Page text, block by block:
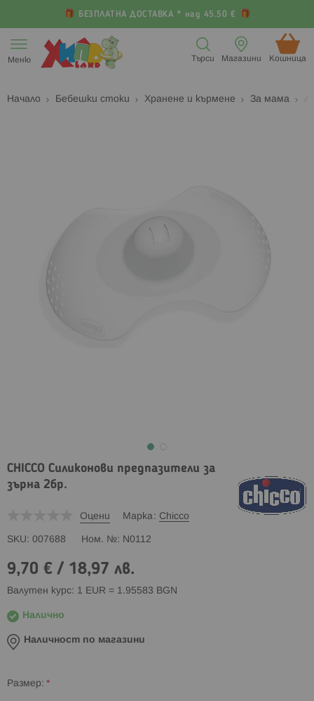
БЕЗПЛАТНА ДОСТАВКА * над 45.50 €
към
съдържанието
Меню Кошница (
Магазини
Търси
Начало Бебешки стоки Хранене и кърмене За мама
CHICCO Силиконови предпазители за
зърна 2бр.
Оцени Марка Chicco
SKU 007688 Ном. № N0112
9,70 € / 18,97 лв.
Валутен курс: 1 EUR = 1.95583 BGN
Налично
Наличност по магазини
Размер